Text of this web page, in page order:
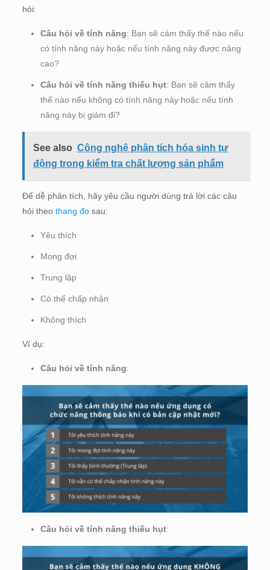
hỏi:
Câu hỏi về tính năng: Bạn sẽ cảm thấy thế nào nếu
có tính năng này hoặc nếu tính năng này được nâng
cao?
Câu hỏi về tính năng thiếu hụt: Bạn sẽ cảm thấy
thế nào nếu không có tính năng này hoặc nếu tính
năng này bị giảm đi?
See also Công nghệ phân tích hóa sinh tự
động trong kiểm tra chất lượng sản phẩm
Để dễ phân tích, hãy yêu cầu người dùng trả lời các câu
hỏi theo thang đosau:
Yêu thích
Mong đợi
Trung lập
Có thể chấp nhận
Không thích
Ví dụ:
Câu hỏi về tính năng:
Câu hỏi về tính năng thiếu hụt: